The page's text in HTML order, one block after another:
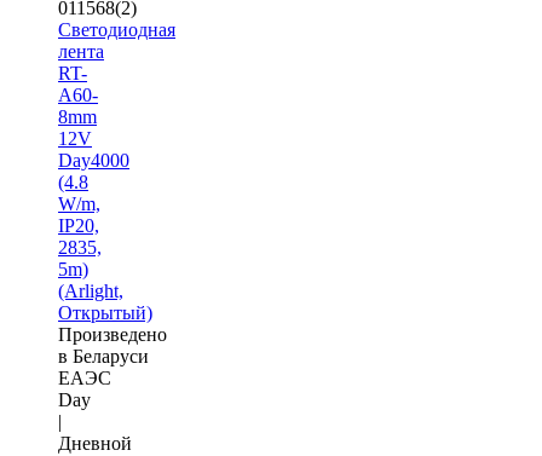
011568(2)
Светодиодная
лента
RT-
A60-
8mm
12V
Day4000
(4.8
W/m,
IP20,
2835,
5m)
(Arlight,
Открытый)
Произведено
в Беларуси
ЕАЭС
Day
|
Дневной